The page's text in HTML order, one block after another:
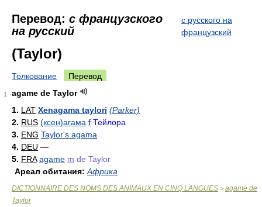
Перевод: с французского
на русский
с русского на
французский
(Taylor)
Толкование Перевод
1
agame de Taylor
1. LAT Xenagama taylori (Parker)
2. RUS (ксен)агама f Тейлора
3. ENG Taylor's agama
4. DEU —
5. FRA agame m de Taylor
Ареал обитания: Африка
DICTIONNAIRE DES NOMS DES ANIMAUX EN CINQ LANGUES > agame de
Taylor